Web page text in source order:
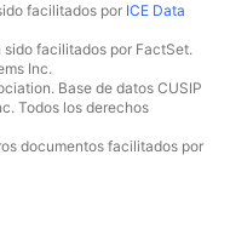
facilitados por ICE Data
facilitados por FactSet.
Inc.
Base de datos CUSIP
Todos los derechos
documentos facilitados por